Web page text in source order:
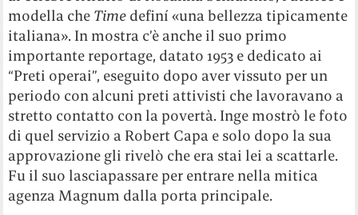
modella che Time definí «una bellezza tipicamente
italiana». In mostra c’è anche il suo primo
importante reportage, datato 1953 e dedicato ai
“Preti operai”, eseguito dopo aver vissuto per un
periodo con alcuni preti attivisti che lavoravano a
stretto contatto con la povertà. Inge mostrò le foto
di quel servizio a Robert Capa e solo dopo la sua
approvazione gli rivelò che era stai lei a scattarle.
Fu il suo lasciapassare per entrare nella mitica
agenza Magnum dalla porta principale.